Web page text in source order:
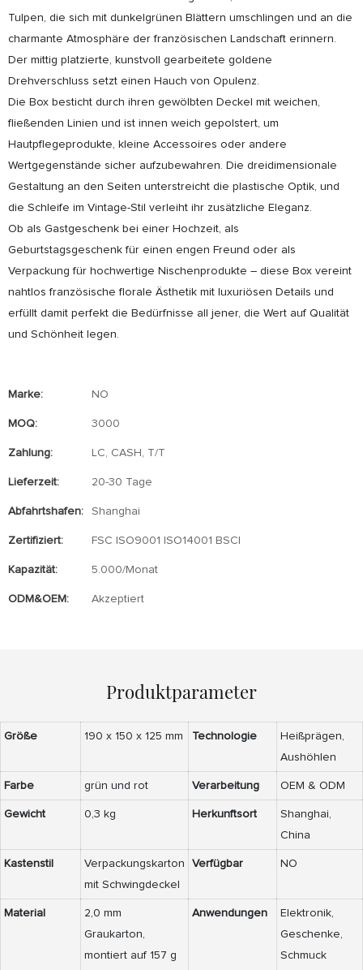
Tulpen, die sich mit dunkelgrünen Blättern umschlingen und an die
charmante Atmosphäre der französischen Landschaft erinnern.
Der mittig platzierte, kunstvoll gearbeitete goldene
Drehverschluss setzt einen Hauch von Opulenz.
Die Box besticht durch ihren gewölbten Deckel mit weichen,
fließenden Linien und ist innen weich gepolstert, um
Hautpflegeprodukte, kleine Accessoires oder andere
Wertgegenstände sicher aufzubewahren. Die dreidimensionale
Gestaltung an den Seiten unterstreicht die plastische Optik, und
die Schleife im Vintage-Stil verleiht ihr zusätzliche Eleganz.
Ob als Gastgeschenk bei einer Hochzeit, als
Geburtstagsgeschenk für einen engen Freund oder als
Verpackung für hochwertige Nischenprodukte – diese Box vereint
nahtlos französische florale Ästhetik mit luxuriösen Details und
erfüllt damit perfekt die Bedürfnisse all jener, die Wert auf Qualität
und Schönheit legen.
Marke: NO
MOQ: 3000
Zahlung: LC, CASH, T/T
Lieferzeit: 20-30 Tage
Abfahrtshafen: Shanghai
Zertifiziert: FSC ISO9001 ISO14001 BSCI
Kapazität: 5.000/Monat
ODM&OEM: Akzeptiert
Produktparameter
Größe 190 x 150 x 125 mm Technologie
Heißprägen,
Aushöhlen
Farbe grün und rot Verarbeitung OEM & ODM
Gewicht 0,3 kg Herkunftsort
Shanghai,
China
Kastenstil
Verpackungskarton
mit Schwingdeckel
Verfügbar NO
Material
2,0 mm
Graukarton,
montiert auf 157 g
Anwendungen
Elektronik,
Geschenke,
Schmuck